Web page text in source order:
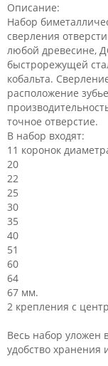
Описание:
Набор
сверления
любой древесине,
быстрорежущей
кобальта.
расположение
точное отверстие.
В набор входят:
11 коронок
20
22
25
30
35
40
51
60
64
67 мм.
2 крепления с
Весь набор
удобство хранения